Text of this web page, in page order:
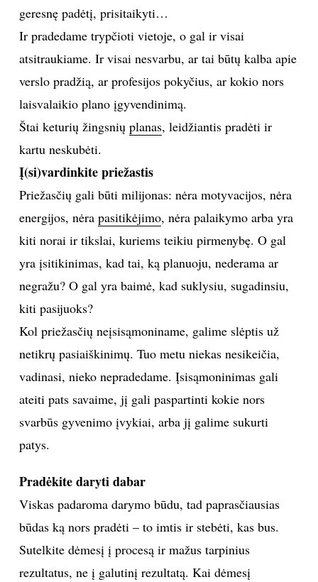
SPORTAS
FOTOGRAFIJA
MENAS
ĮDOMYBĖS
ISTORIJA
KNYGOS
INTERJERAS
NAMAI
VIRTUVĖ
VAIKAI
KONTAKTAI
geresnę padėtį, prisitaikyti…
Ir pradedame trypčioti vietoje, o gal ir visai
atsitraukiame. Ir visai nesvarbu, ar tai būtų kalba apie
verslo pradžią, ar profesijos pokyčius, ar kokio nors
laisvalaikio plano įgyvendinimą.
Štai keturių žingsnių planas, leidžiantis pradėti ir
kartu neskubėti.
Į(si)vardinkite priežastis
Priežasčių gali būti milijonas: nėra motyvacijos, nėra
energijos, nėra pasitikėjimo, nėra palaikymo arba yra
kiti norai ir tikslai, kuriems teikiu pirmenybę. O gal
yra įsitikinimas, kad tai, ką planuoju, nederama ar
negražu? O gal yra baimė, kad suklysiu, sugadinsiu,
kiti pasijuoks?
Kol priežasčių neįsisąmoniname, galime slėptis už
netikrų pasiaiškinimų. Tuo metu niekas nesikeičia,
vadinasi, nieko nepradedame. Įsisąmoninimas gali
ateiti pats savaime, jį gali paspartinti kokie nors
svarbūs gyvenimo įvykiai, arba jį galime sukurti
patys.
Pradėkite daryti dabar
Viskas padaroma darymo būdu, tad paprasčiausias
būdas ką nors pradėti – to imtis ir stebėti, kas bus.
Sutelkite dėmesį į procesą ir mažus tarpinius
rezultatus, ne į galutinį rezultatą. Kai dėmesį